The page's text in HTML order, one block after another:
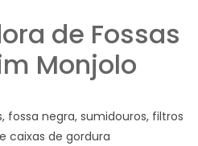
de Fossas
Monjolo
fossa negra, sumidouros, filtros
caixas de gordura